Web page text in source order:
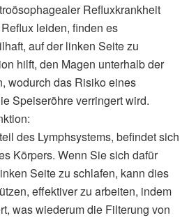
Refluxkrankheit
leiden, finden es
auf der linken Seite zu
hilft, den Magen unterhalb der
wodurch das Risiko eines
Speiseröhre verringert wird.
des Lymphsystems, befindet sich
Körpers. Wenn Sie sich dafür
Seite zu schlafen, kann dies
effektiver zu arbeiten, indem
was wiederum die Filterung von